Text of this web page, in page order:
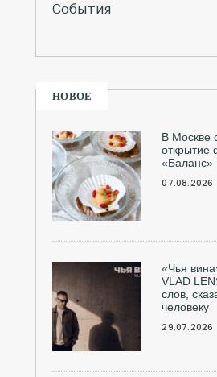
События
НОВОЕ
В Москве
открытие
«Баланс»
07.08.2026
«Чья
VLAD
слов,
человеку
29.07.2026